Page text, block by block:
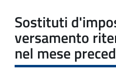
Sostituti
versamento
nel mese